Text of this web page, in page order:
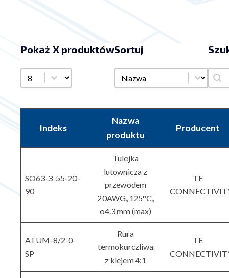
Pokaż X produktów
Pokaż X produktów
Sortuj
Sortuj
Sortuj
Indeks
Nazwa
produktu
Producent
SO63-3-55-20-
90
Tulejka
lutownicza z
przewodem
20AWG, 125°C,
o4.3 mm (max)
TE
ATUM-8/2-0-
SP
Rura
termokurczliwa
z klejem 4:1
TE